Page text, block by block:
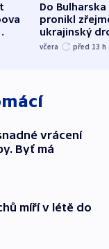
Do Bulharska
pronikl
ukrajinský
explodoval
včera před 13 h
vrácení
Byť má
míří v létě do